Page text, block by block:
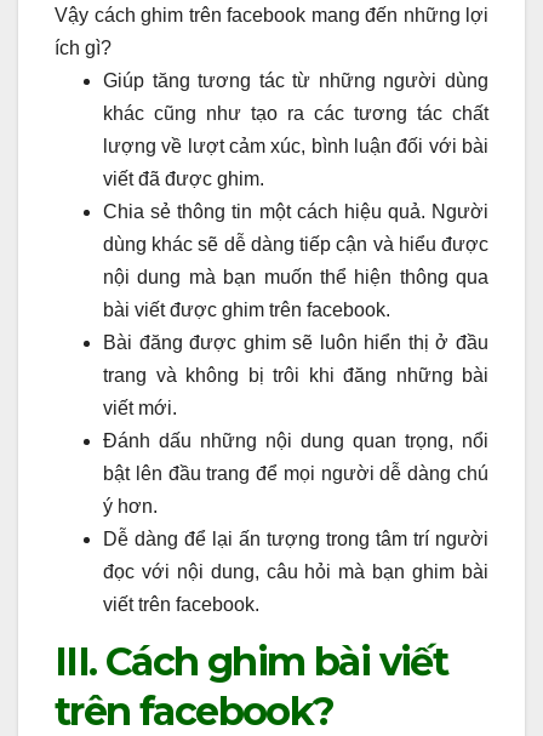
Vậy cách ghim trên facebook mang đến những lợi
ích gì?
Giúp tăng tương tác từ những người dùng
khác cũng như tạo ra các tương tác chất
lượng về lượt cảm xúc, bình luận đối với bài
viết đã được ghim.
Chia sẻ thông tin một cách hiệu quả. Người
dùng khác sẽ dễ dàng tiếp cận và hiểu được
nội dung mà bạn muốn thể hiện thông qua
bài viết được ghim trên facebook.
Bài đăng được ghim sẽ luôn hiển thị ở đầu
trang và không bị trôi khi đăng những bài
viết mới.
Đánh dấu những nội dung quan trọng, nổi
bật lên đầu trang để mọi người dễ dàng chú
ý hơn.
Dễ dàng để lại ấn tượng trong tâm trí người
đọc với nội dung, câu hỏi mà bạn ghim bài
viết trên facebook.
III. Cách ghim bài viết
trên facebook?